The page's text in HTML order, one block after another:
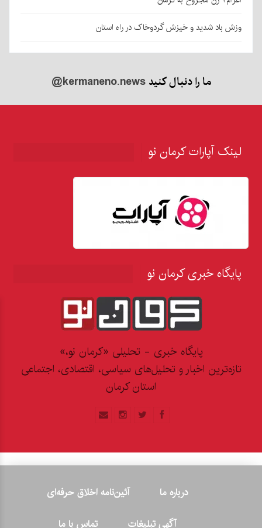
وزش باد شدید و خیزش گردوخاک در راه استان
ما را دنبال کنید@kermaneno.news
لینک آپارات کرمان نو
پایگاه خبری کرمان نو
پایگاه خبری - تحلیلی «کرمان نو،»
تازه‌ترین اخبار و تحلیل‌های سیاسی، اقتصادی، اجتماعی
استان کرمان
درباره ما
آئین‌نامه اخلاق حرفه‌ای
آگهی تبلیغات
تماس با ما